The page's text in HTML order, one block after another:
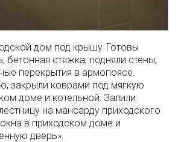
дом под крышу. Готовы
бетонная стяжка, подняли стены,
перекрытия в армопоясе.
закрыли коврами под мягкую
доме и котельной. Залили
на мансарду приходского
в приходском доме и
дверь».